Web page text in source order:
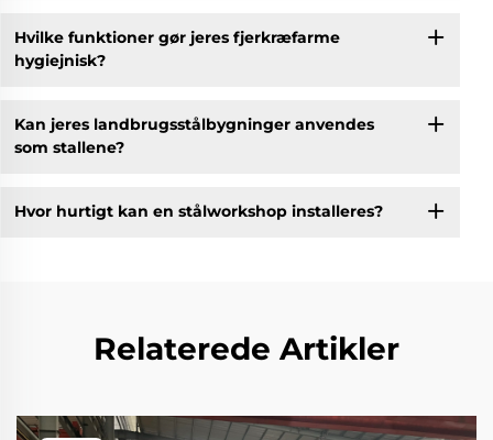
Hvilke funktioner gør jeres fjerkræfarme
hygiejnisk?
Kan jeres landbrugsstålbygninger anvendes
som stallene?
Hvor hurtigt kan en stålworkshop installeres?
Relaterede Artikler